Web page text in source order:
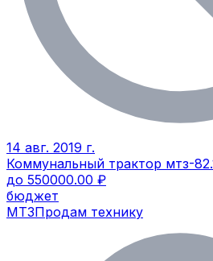
14 авг. 2019 г.
Коммунальный трактор мтз-
до 550000.00 ₽
бюджет
МТЗПродам технику